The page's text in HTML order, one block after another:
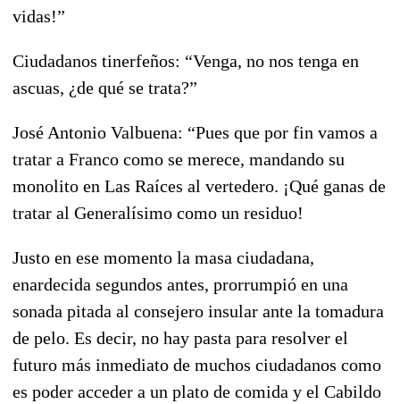
vidas!”
Ciudadanos tinerfeños: “Venga, no nos tenga en
ascuas, ¿de qué se trata?”
José Antonio Valbuena: “Pues que por fin vamos a
tratar a Franco como se merece, mandando su
monolito en Las Raíces al vertedero. ¡Qué ganas de
tratar al Generalísimo como un residuo!
Justo en ese momento la masa ciudadana,
enardecida segundos antes, prorrumpió en una
sonada pitada al consejero insular ante la tomadura
de pelo. Es decir, no hay pasta para resolver el
futuro más inmediato de muchos ciudadanos como
es poder acceder a un plato de comida y el Cabildo